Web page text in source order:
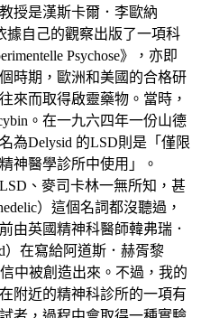
授是漢斯卡爾．李歐納
據自己的觀察出版了一項科
Psychose》，亦即
時期，歐洲和美國的合格研
來而取得啟靈藥物。當時，
。在一九六四年一份山德
為Delysid 的LSD則是「僅限
神醫學診所中使用」。
、麥司卡林一無所知，甚
）這個名詞都沒聽過，
由英國精神科醫師韓弗瑞．
）在寫給阿道斯．赫胥黎
信中被創造出來。不過，我的
附近的精神科診所的一項有